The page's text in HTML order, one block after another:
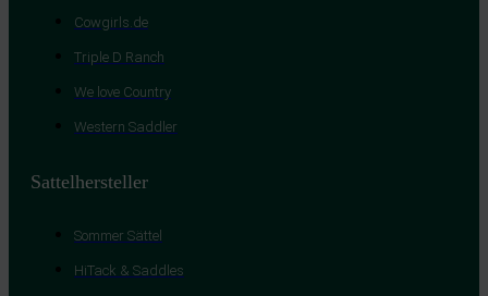
Cowgirls.de
Triple D Ranch
We love Country
Western Saddler
Sattelhersteller
Sommer Sättel
HiTack & Saddles